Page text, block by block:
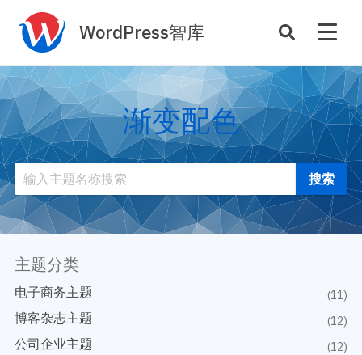
WordPress智库
主题定制
主机托管
插件开发
性能优化
SEO与全站运营
案例
主题案例
商店
插件商店
资源
主题推荐
插件推荐
渐变配色
主题分类
电子商务主题 (11)
博客杂志主题 (12)
公司企业主题 (12)